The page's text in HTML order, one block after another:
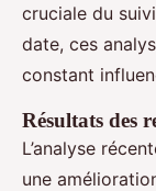
cruciale du
date, ces
constant
Résultats des
L’analyse
une